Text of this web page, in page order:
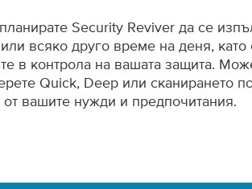
Security Reviver да се
всяко друго време на деня, като
в контрола на вашата защита.
Quick, Deep или сканирането
от вашите нужди и предпочитания.